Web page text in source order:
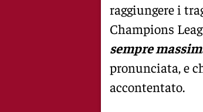
raggiungere i
Champions
sempre
pronunciata, e
accontentato.